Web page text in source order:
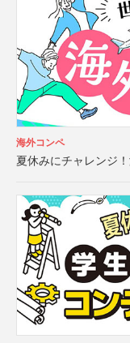
海外コンペ
夏休みにチャレンジ